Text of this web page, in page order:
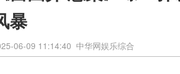
暴
06-09 11:14:40 中华网娱乐综合